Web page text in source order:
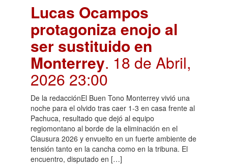
Lucas Ocampos
protagoniza enojo al
ser sustituido en
Monterrey. 18 de Abril,
2026 23:00
De la redacciónEl Buen Tono Monterrey vivió una
noche para el olvido tras caer 1-3 en casa frente al
Pachuca, resultado que dejó al equipo
regiomontano al borde de la eliminación en el
Clausura 2026 y envuelto en un fuerte ambiente de
tensión tanto en la cancha como en la tribuna. El
encuentro, disputado en […]